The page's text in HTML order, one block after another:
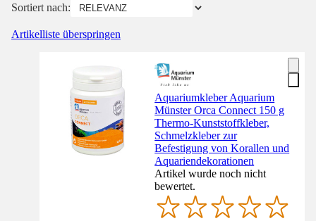
Sortiert nach:
Artikelliste überspringen
Aquariumkleber Aquarium
Münster Orca Connect 150 g
Thermo-Kunststoffkleber,
Schmelzkleber zur
Befestigung von Korallen und
Aquariendekorationen
Artikel wurde noch nicht
bewertet.